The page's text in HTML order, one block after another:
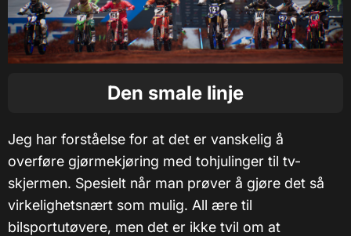
Den smale linje
Jeg har forståelse for at det er vanskelig å
overføre gjørmekjøring med tohjulinger til tv-
skjermen. Spesielt når man prøver å gjøre det så
virkelighetsnært som mulig. All ære til
bilsportutøvere, men det er ikke tvil om at